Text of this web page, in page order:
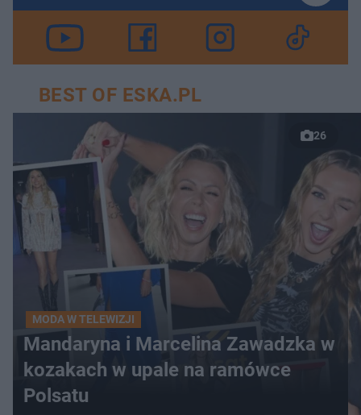
BEST OF ESKA.PL
26
MODA W TELEWIZJI
Mandaryna i Marcelina Zawadzka w
kozakach w upale na ramówce
Polsatu